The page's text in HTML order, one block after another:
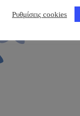
Ρυθμίσεις cookies